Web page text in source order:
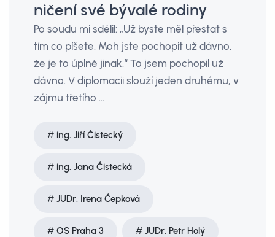
ničení své bývalé rodiny
Po soudu mi sdělil: „Už byste měl přestat s
tím co píšete. Moh jste pochopit už dávno,
že je to úplně jinak.“ To jsem pochopil už
dávno. V diplomacii slouží jeden druhému, v
zájmu třetího ...
ing. Jiří Čistecký
ing. Jana Čistecká
JUDr. Irena Čepková
OS Praha 3 JUDr. Petr Holý